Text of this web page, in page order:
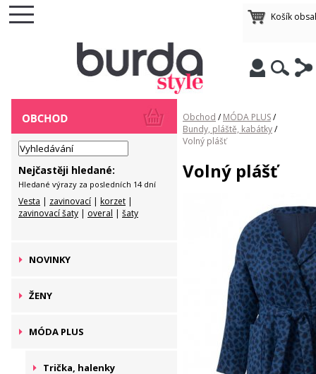
Košík
Nejčastěji hledané:
Hledané výrazy za posledních 14 dní
Vesta | zavinovací | korzet |
zavinovací šaty | overal | šaty
NOVINKY
ŽENY
MÓDA PLUS
Trička, halenky
Obchod / MÓDA PLUS/
Bundy, pláště, kabátky/
Volný plášť
Volný plášť